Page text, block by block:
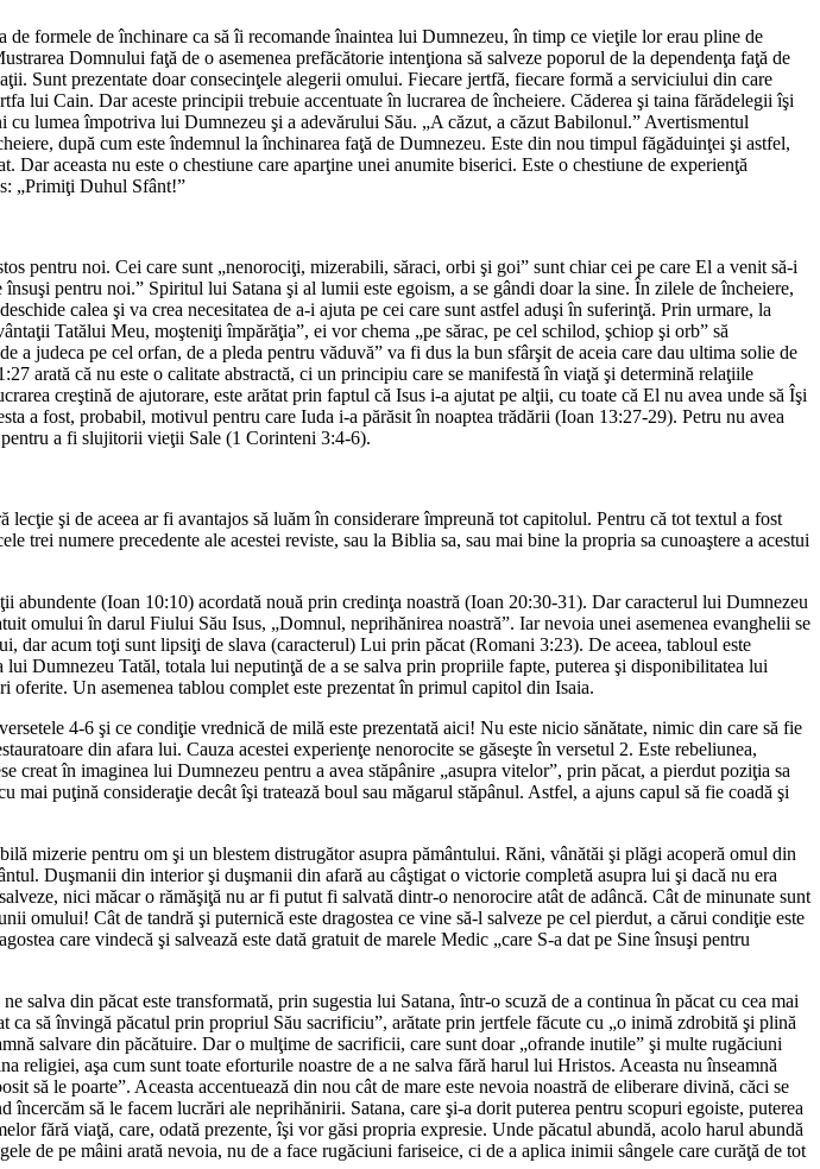
formele de închinare ca să îi recomande înaintea lui Dumnezeu, în timp ce vieţile lor erau pline de
Domnului faţă de o asemenea prefăcătorie intenţiona să salveze poporul de la dependenţa faţă de
Sunt prezentate doar consecinţele alegerii omului. Fiecare jertfă, fiecare formă a serviciului din care
lui Cain. Dar aceste principii trebuie accentuate în lucrarea de încheiere. Căderea şi taina fărădelegii îşi
lumea împotriva lui Dumnezeu şi a adevărului Său. „A căzut, a căzut Babilonul.” Avertismentul
după cum este îndemnul la închinarea faţă de Dumnezeu. Este din nou timpul făgăduinţei şi astfel,
aceasta nu este o chestiune care aparţine unei anumite biserici. Este o chestiune de experienţă
„Primiţi Duhul Sfânt!”
pentru noi. Cei care sunt „nenorociţi, mizerabili, săraci, orbi şi goi” sunt chiar cei pe care El a venit să-i
pentru noi.” Spiritul lui Satana şi al lumii este egoism, a se gândi doar la sine. În zilele de încheiere,
calea şi va crea necesitatea de a-i ajuta pe cei care sunt astfel aduşi în suferinţă. Prin urmare, la
Tatălui Meu, moşteniţi împărăţia”, ei vor chema „pe sărac, pe cel schilod, şchiop şi orb” să
judeca pe cel orfan, de a pleda pentru văduvă” va fi dus la bun sfârşit de aceia care dau ultima solie de
arată că nu este o calitate abstractă, ci un principiu care se manifestă în viaţă şi determină relaţiile
creştină de ajutorare, este arătat prin faptul că Isus i-a ajutat pe alţii, cu toate că El nu avea unde să Îşi
a fost, probabil, motivul pentru care Iuda i-a părăsit în noaptea trădării (Ioan 13:27-29). Petru nu avea
a fi slujitorii vieţii Sale (1 Corinteni 3:4-6).
şi de aceea ar fi avantajos să luăm în considerare împreună tot capitolul. Pentru că tot textul a fost
trei numere precedente ale acestei reviste, sau la Biblia sa, sau mai bine la propria sa cunoaştere a acestui
(Ioan 10:10) acordată nouă prin credinţa noastră (Ioan 20:30-31). Dar caracterul lui Dumnezeu
omului în darul Fiului Său Isus, „Domnul, neprihănirea noastră”. Iar nevoia unei asemenea evanghelii se
acum toţi sunt lipsiţi de slava (caracterul) Lui prin păcat (Romani 3:23). De aceea, tabloul este
Dumnezeu Tatăl, totala lui neputinţă de a se salva prin propriile fapte, puterea şi disponibilitatea lui
oferite. Un asemenea tablou complet este prezentat în primul capitol din Isaia.
4-6 şi ce condiţie vrednică de milă este prezentată aici! Nu este nicio sănătate, nimic din care să fie
din afara lui. Cauza acestei experienţe nenorocite se găseşte în versetul 2. Este rebeliunea,
în imaginea lui Dumnezeu pentru a avea stăpânire „asupra vitelor”, prin păcat, a pierdut poziţia sa
puţină consideraţie decât îşi tratează boul sau măgarul stăpânul. Astfel, a ajuns capul să fie coadă şi
mizerie pentru om şi un blestem distrugător asupra pământului. Răni, vânătăi şi plăgi acoperă omul din
Duşmanii din interior şi duşmanii din afară au câştigat o victorie completă asupra lui şi dacă nu era
nici măcar o rămăşiţă nu ar fi putut fi salvată dintr-o nenorocire atât de adâncă. Cât de minunate sunt
Cât de tandră şi puternică este dragostea ce vine să-l salveze pe cel pierdut, a cărui condiţie este
care vindecă şi salvează este dată gratuit de marele Medic „care S-a dat pe Sine însuşi pentru
din păcat este transformată, prin sugestia lui Satana, într-o scuză de a continua în păcat cu cea mai
ca să învingă păcatul prin propriul Său sacrificiu”, arătate prin jertfele făcute cu „o inimă zdrobită şi plină
salvare din păcătuire. Dar o mulţime de sacrificii, care sunt doar „ofrande inutile” şi multe rugăciuni
religiei, aşa cum sunt toate eforturile noastre de a ne salva fără harul lui Hristos. Aceasta nu înseamnă
să le poarte”. Aceasta accentuează din nou cât de mare este nevoia noastră de eliberare divină, căci se
să le facem lucrări ale neprihănirii. Satana, care şi-a dorit puterea pentru scopuri egoiste, puterea
fără viaţă, care, odată prezente, îşi vor găsi propria expresie. Unde păcatul abundă, acolo harul abundă
de pe mâini arată nevoia, nu de a face rugăciuni fariseice, ci de a aplica inimii sângele care curăţă de tot